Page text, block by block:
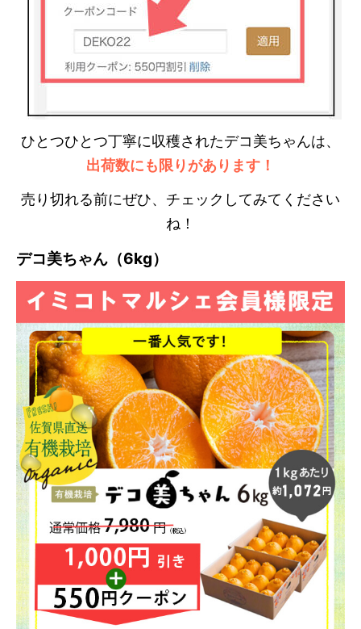
ひとつひとつ丁寧に収穫されたデコ美ちゃんは、
出荷数にも限りがあります！
売り切れる前にぜひ、チェックしてみてください
ね！
デコ美ちゃん（6kg）